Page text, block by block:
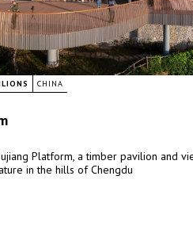
CHINA
Platform, a timber pavilion and
in the hills of Chengdu